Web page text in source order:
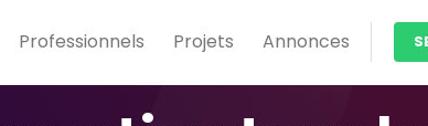
Professionnels Projets Annonces